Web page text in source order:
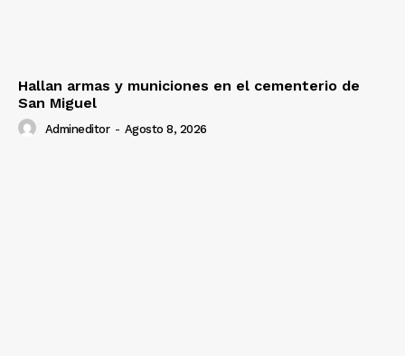
Hallan armas y municiones en el cementerio de
San Miguel
Admineditor - Agosto 8, 2026